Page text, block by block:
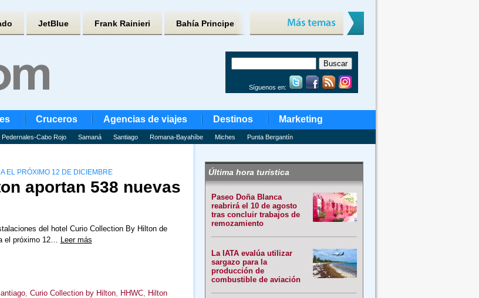
JetBlue Frank Rainieri Bahía Principe
Síguenos en:
Cruceros Agencias de viajes Destinos Marketing
Pedernales-Cabo Rojo Samaná Santiago Romana-Bayahíbe Miches Punta Bergantín
EL PRÓXIMO 12 DE DICIEMBRE
aportan 538 nuevas
del hotel Curio Collection By Hilton de
el próximo 12… Leer más
, Curio Collection by Hilton, HHWC, Hilton
Última hora turística
Paseo Doña Blanca
reabrirá el 10 de agosto
tras concluir trabajos de
remozamiento
La IATA evalúa utilizar
sargazo para la
producción de
combustible de aviación